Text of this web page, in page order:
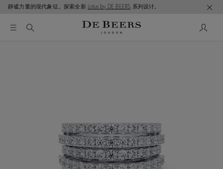
静谧力量的现代象征。探索全新 Lotus by DE BEERS 系列设计。